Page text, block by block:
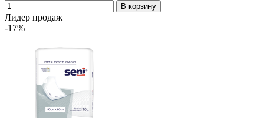
Лидер продаж
-17%